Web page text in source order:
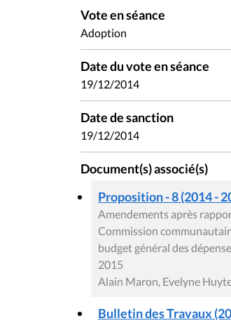
Vote en séance
Adoption
Date du vote en séance
19/12/2014
Date de sanction
19/12/2014
Document(s) associé(s)
Proposition - 8 (2014 -
Amendements après
Commission
budget général des
2015
Alain Maron, Evelyne
Bulletin des Travaux